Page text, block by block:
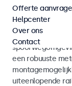
Railway
Monitoren en
met EN 50155
een robuuste
uiteenlopende
Offerte
Helpcenter
Over ons
Contact